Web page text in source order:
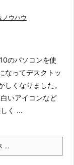
ノウハウ
のパソコンを使
なってデスクトッ
しくなりました。
いアイコンなど
く ...
...